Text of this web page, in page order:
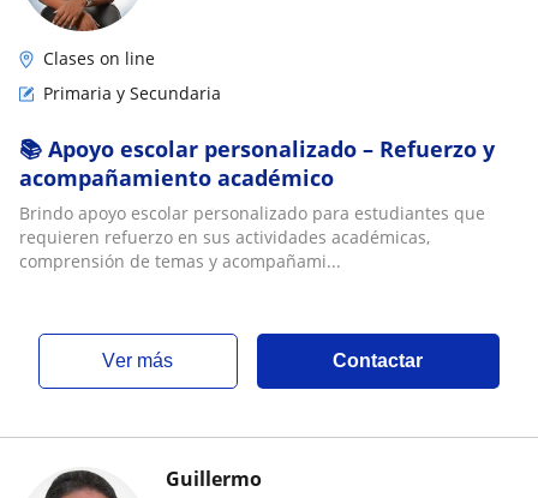
Clases on line
Primaria y Secundaria
📚 Apoyo escolar personalizado – Refuerzo y
acompañamiento académico
Brindo apoyo escolar personalizado para estudiantes que
requieren refuerzo en sus actividades académicas,
comprensión de temas y acompañami...
ver más Contactar
Guillermo